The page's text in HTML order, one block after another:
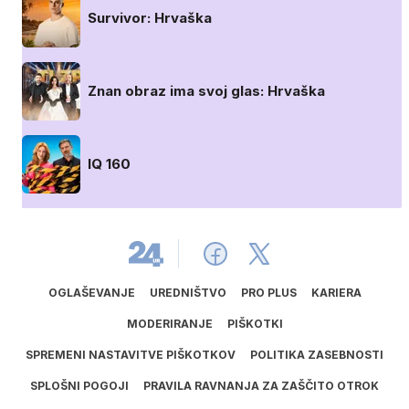
Survivor: Hrvaška
Znan obraz ima svoj glas: Hrvaška
IQ 160
OGLAŠEVANJE UREDNIŠTVO PRO PLUS KARIERA
MODERIRANJE PIŠKOTKI
SPREMENI NASTAVITVE PIŠKOTKOV POLITIKA ZASEBNOSTI
SPLOŠNI POGOJI PRAVILA RAVNANJA ZA ZAŠČITO OTROK